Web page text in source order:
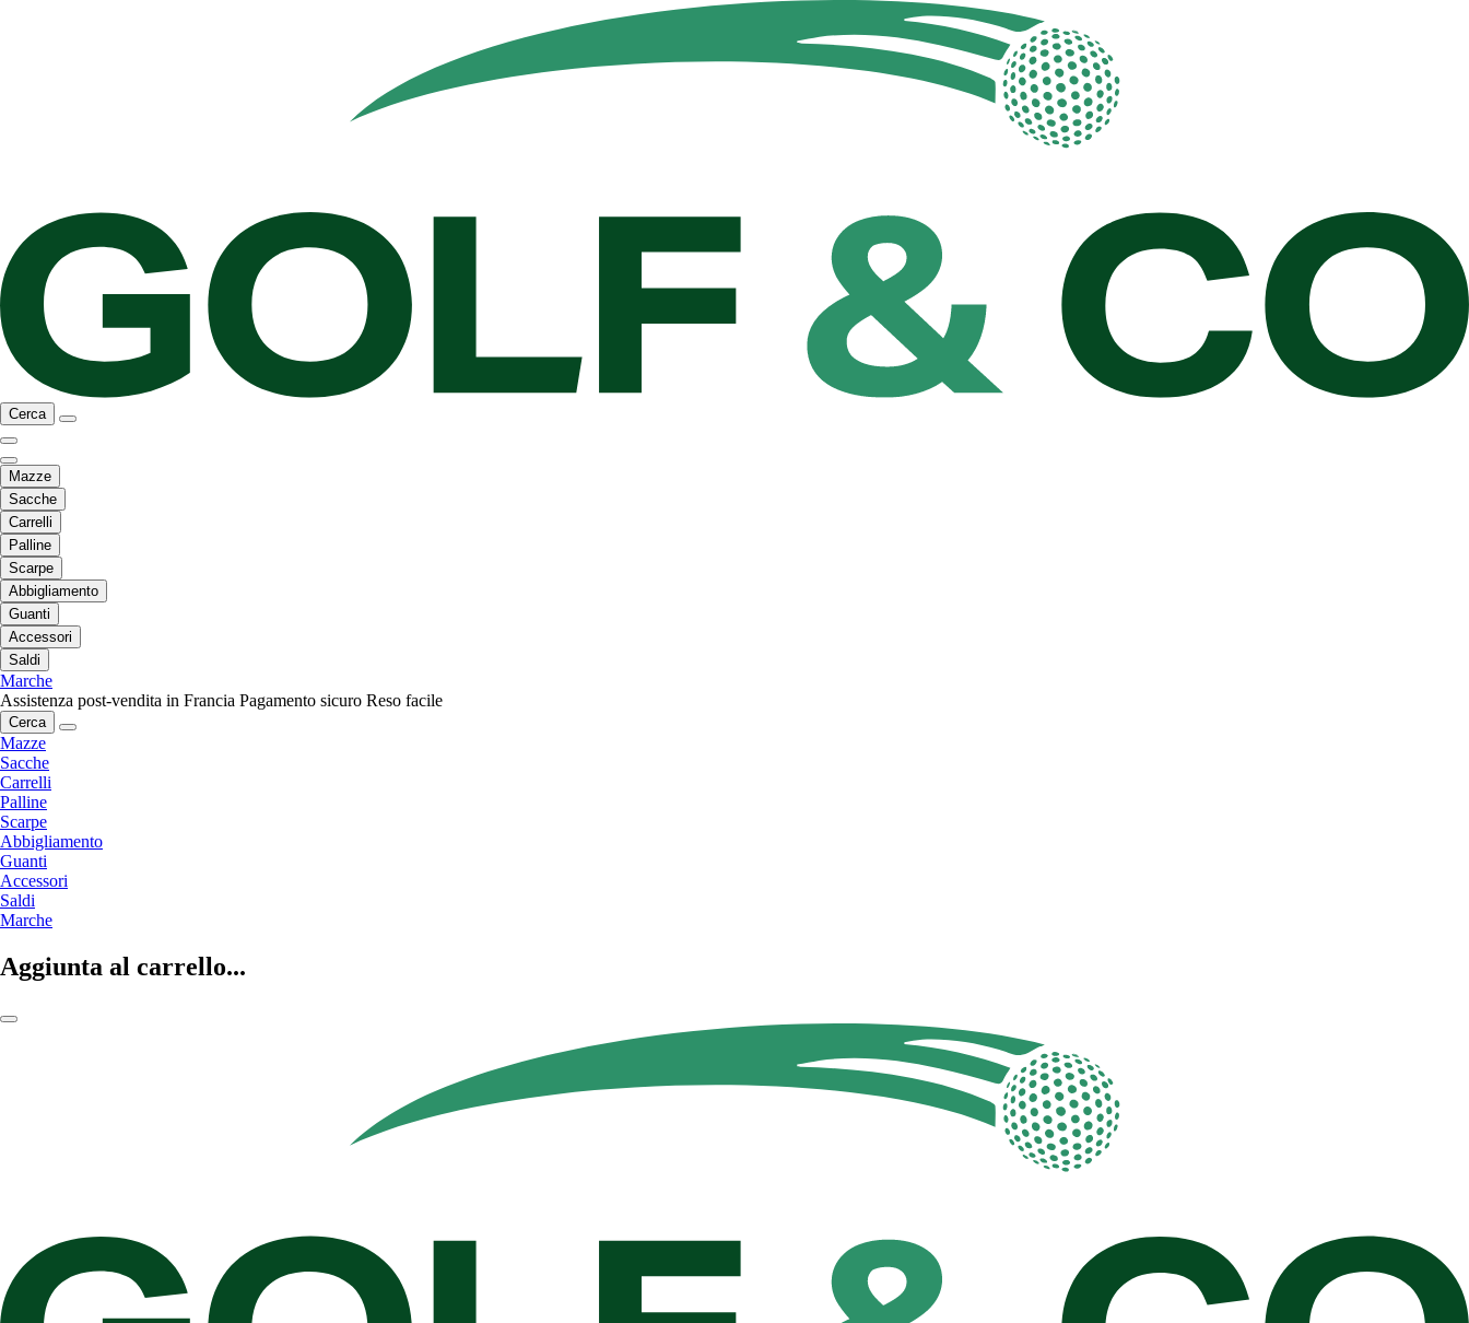
Cerca
Mazze
Sacche
Carrelli
Palline
Scarpe
Abbigliamento
Guanti
Accessori
Saldi
Marche
Assistenza post-vendita in Francia Pagamento sicuro Reso facile
Cerca
Mazze
Sacche
Carrelli
Palline
Scarpe
Abbigliamento
Guanti
Accessori
Saldi
Marche
Aggiunta al carrello...